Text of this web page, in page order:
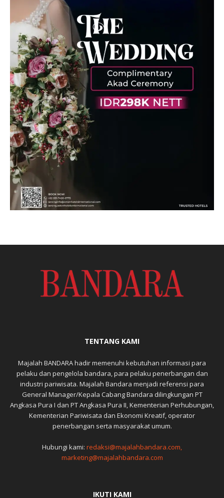
TENTANG KAMI
Majalah BANDARA hadir memenuhi kebutuhan informasi para
pelaku dan pengelola bandara, para pelaku penerbangan dan
industri pariwisata. Majalah Bandara menjadi referensi para
General Manager/Kepala Cabang Bandara dilingkungan PT
Angkasa Pura I dan PT Angkasa Pura II, Kementerian Perhubungan,
Kementerian Pariwisata dan Ekonomi Kreatif, operator
penerbangan serta masyarakat umum.
Hubungi kami: redaksi@majalahbandara.com,
marketing@majalahbandara.com
IKUTI KAMI